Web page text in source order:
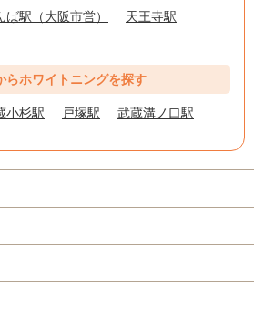
ば駅（大阪市営）
天王寺駅
らホワイトニングを探す
小杉駅 戸塚駅 武蔵溝ノ口駅